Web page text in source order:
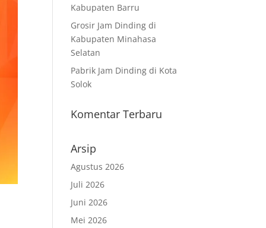
Kabupaten Barru
Grosir Jam Dinding di
Kabupaten Minahasa
Selatan
Pabrik Jam Dinding di Kota
Solok
Komentar Terbaru
Arsip
Agustus 2026
Juli 2026
Juni 2026
Mei 2026